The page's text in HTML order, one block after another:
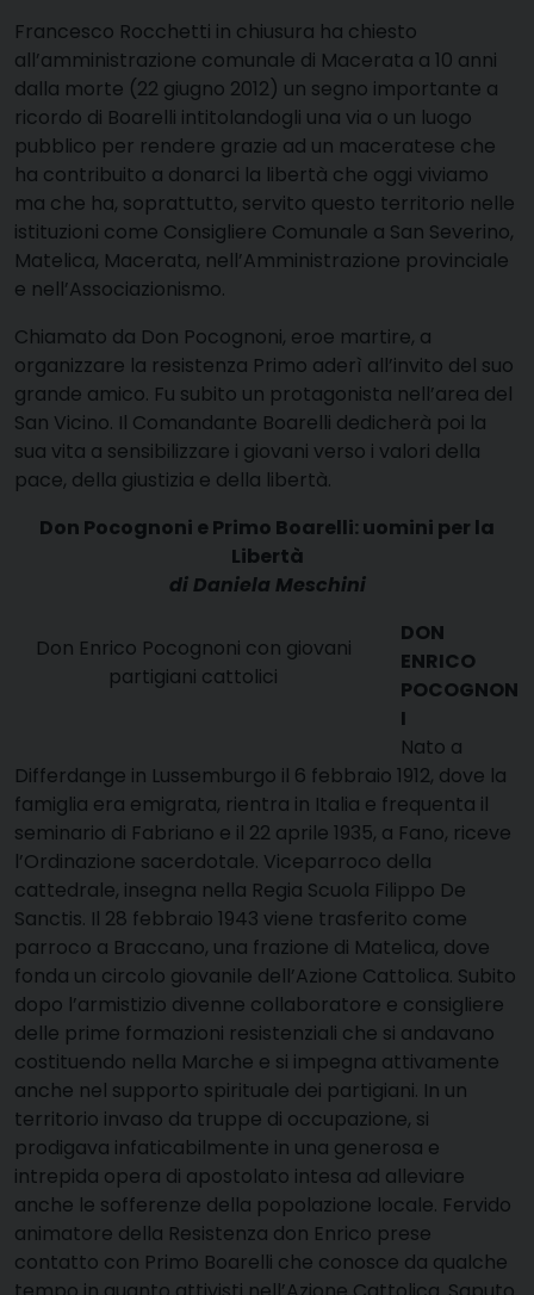
Francesco Rocchetti in chiusura ha chiesto
all’amministrazione comunale di Macerata a 10 anni
dalla morte (22 giugno 2012) un segno importante a
ricordo di Boarelli intitolandogli una via o un luogo
pubblico per rendere grazie ad un maceratese che
ha contribuito a donarci la libertà che oggi viviamo
ma che ha, soprattutto, servito questo territorio nelle
istituzioni come Consigliere Comunale a San Severino,
Matelica, Macerata, nell’Amministrazione provinciale
e nell’Associazionismo.
Chiamato da Don Pocognoni, eroe martire, a
organizzare la resistenza Primo aderì all’invito del suo
grande amico. Fu subito un protagonista nell’area del
San Vicino. Il Comandante Boarelli dedicherà poi la
sua vita a sensibilizzare i giovani verso i valori della
pace, della giustizia e della libertà.
Don Pocognoni e Primo Boarelli: uomini per la
Libertà
di Daniela Meschini
Don Enrico Pocognoni con giovani
partigiani cattolici
DON
ENRICO
POCOGNON
I
Nato a
Differdange in Lussemburgo il 6 febbraio 1912, dove la
famiglia era emigrata, rientra in Italia e frequenta il
seminario di Fabriano e il 22 aprile 1935, a Fano, riceve
l’Ordinazione sacerdotale. Viceparroco della
cattedrale, insegna nella Regia Scuola Filippo De
Sanctis. Il 28 febbraio 1943 viene trasferito come
parroco a Braccano, una frazione di Matelica, dove
fonda un circolo giovanile dell’Azione Cattolica. Subito
dopo l’armistizio divenne collaboratore e consigliere
delle prime formazioni resistenziali che si andavano
costituendo nella Marche e si impegna attivamente
anche nel supporto spirituale dei partigiani. In un
territorio invaso da truppe di occupazione, si
prodigava infaticabilmente in una generosa e
intrepida opera di apostolato intesa ad alleviare
anche le sofferenze della popolazione locale. Fervido
animatore della Resistenza don Enrico prese
contatto con Primo Boarelli che conosce da qualche